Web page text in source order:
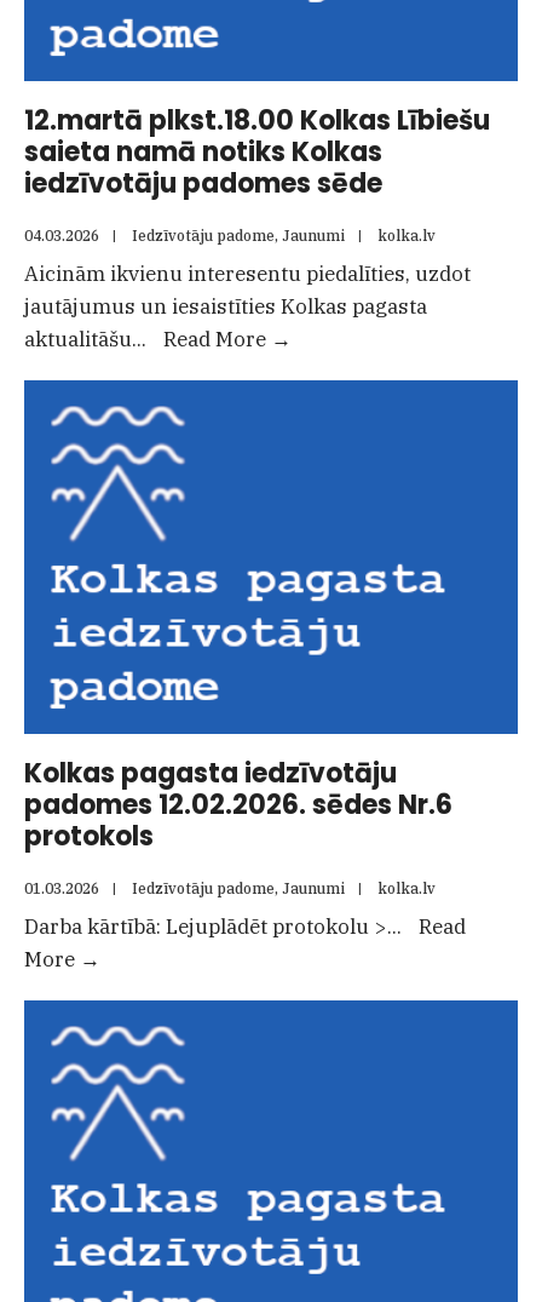
12.martā plkst.18.00 Kolkas Lībiešu
saieta namā notiks Kolkas
iedzīvotāju padomes sēde
04.03.2026 | Iedzīvotāju padome, Jaunumi | kolka.lv
Aicinām ikvienu interesentu piedalīties, uzdot
jautājumus un iesaistīties Kolkas pagasta
aktualitāšu... Read More →
Kolkas
iedzīvotāju
padomes
Kolkas pagasta iedzīvotāju
padomes 12.02.2026. sēdes Nr.6
protokols
01.03.2026 | Iedzīvotāju padome, Jaunumi | kolka.lv
Darba kārtībā: Lejuplādēt protokolu >...
Read
More →
iedzīvotāju
padomes
12.02.2026.
sēdes
protokols